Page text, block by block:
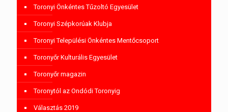
Toronyi Önkéntes Tűzoltó Egyesület
Toronyi Szépkorúak Klubja
Toronyi Települési Önkéntes Mentőcsoport
Toronyőr Kulturális Egyesület
Toronyőr magazin
Toronytól az Ondódi Toronyig
Választás 2019